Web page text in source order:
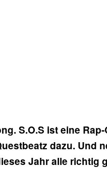
S.O.S ist eine
dazu. Und
Jahr alle richtig